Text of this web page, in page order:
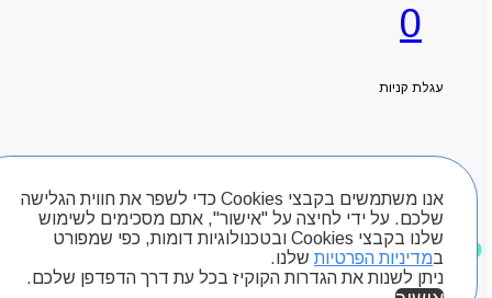
אנו משתמשים בקבצי Cookies כדי לשפר את חווית הגלישה
שלכם. על ידי לחיצה על "אישור", אתם מסכימים לשימוש
שלנו בקבצי Cookies ובטכנולוגיות דומות, כפי שמפורט
במדיניות הפרטיות שלנו.
ניתן לשנות את הגדרות הקוקיז בכל עת דרך הדפדפן שלכם.
0
עגלת קניות
חיפוש מוצרים
מוצרים שאהבתי
אודותניו
קטלוג מוצרים
מותגים
Byou